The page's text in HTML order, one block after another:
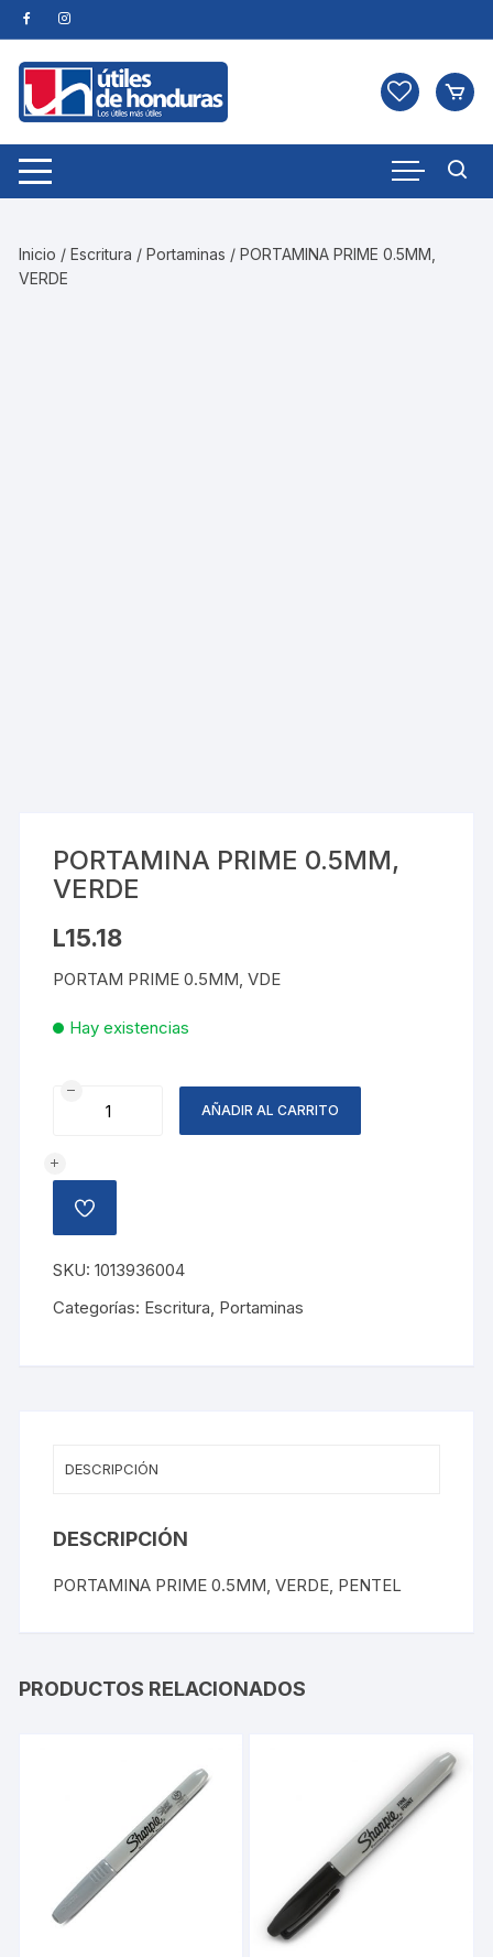
Skip
to
content
Inicio /Escritura /Portaminas / PORTAMINA PRIME 0.5MM,
VERDE
PORTAMINA PRIME 0.5MM,
VERDE
L15.18
PORTAM PRIME 0.5MM, VDE
Hay existencias
PORTAMINA
VERDE
cantidad
AÑADIR AL CARRITO
AÑADIR
A
LISTA
DE
DESEOS
SKU:1013936004
Categorías: Escritura, Portaminas
DESCRIPCIÓN
DESCRIPCIÓN
PORTAMINA PRIME 0.5MM, VERDE, PENTEL
PRODUCTOS RELACIONADOS